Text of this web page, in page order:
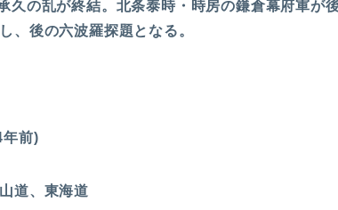
久の乱が終結。北条泰時・時房の鎌倉幕府軍が
、後の六波羅探題となる。
年前)
道、東海道